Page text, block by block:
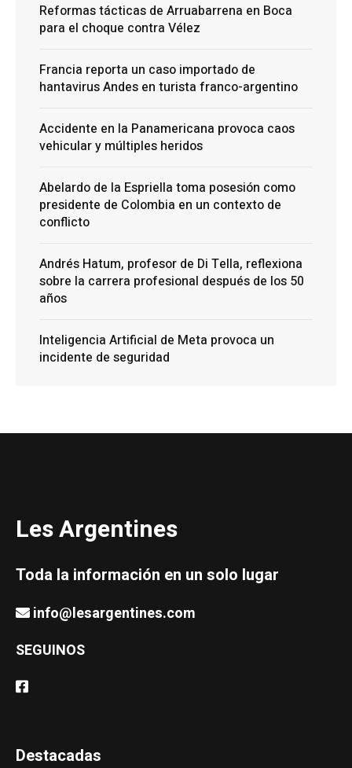
Reformas tácticas de Arruabarrena en Boca
para el choque contra Vélez
Francia reporta un caso importado de
hantavirus Andes en turista franco-argentino
Accidente en la Panamericana provoca caos
vehicular y múltiples heridos
Abelardo de la Espriella toma posesión como
presidente de Colombia en un contexto de
conflicto
Andrés Hatum, profesor de Di Tella, reflexiona
sobre la carrera profesional después de los 50
años
Inteligencia Artificial de Meta provoca un
incidente de seguridad
Les Argentines
Toda la información en un solo lugar
info@lesargentines.com
SEGUINOS
Destacadas